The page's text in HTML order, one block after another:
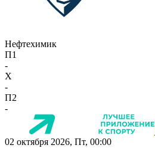
Нефтехимик
П1
-
X
-
П2
-
02 октября 2026, Пт, 00:00